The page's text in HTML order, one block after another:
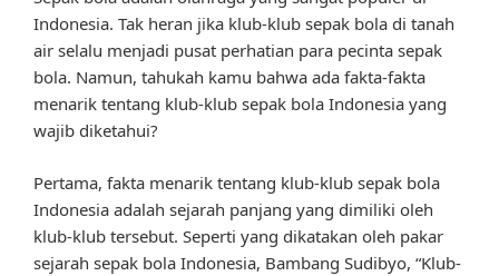
Indonesia. Tak heran jika klub-klub sepak bola di tanah
air selalu menjadi pusat perhatian para pecinta sepak
bola. Namun, tahukah kamu bahwa ada fakta-fakta
menarik tentang klub-klub sepak bola Indonesia yang
wajib diketahui?
Pertama, fakta menarik tentang klub-klub sepak bola
Indonesia adalah sejarah panjang yang dimiliki oleh
klub-klub tersebut. Seperti yang dikatakan oleh pakar
sejarah sepak bola Indonesia, Bambang Sudibyo, “Klub-